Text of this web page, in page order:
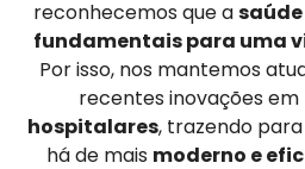
reconhecemos que a
fundamentais para uma
Por isso, nos mantemos
recentes inovações em
hospitalares, trazendo
há de mais moderno e